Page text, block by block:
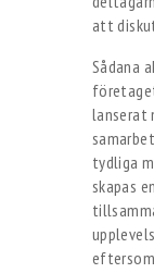
att
Sådana
lanserat
tydliga
skapas